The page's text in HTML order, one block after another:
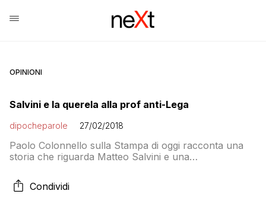
OPINIONI
Salvini e la querela alla prof anti-Lega
dipocheparole 27/02/2018
Paolo Colonnello sulla Stampa di oggi racconta una
storia che riguarda Matteo Salvini e una
querela da parte del leader della Lega per quello che
ha detto in un video pubblicato su Facebook Succede
Condividi